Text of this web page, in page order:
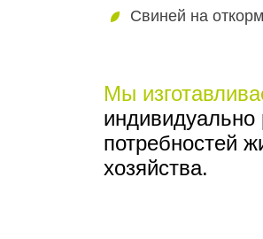
Свиней на
Мы
индивидуально
потребностей
хозяйства.